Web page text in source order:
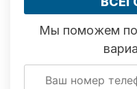
Мы поможем